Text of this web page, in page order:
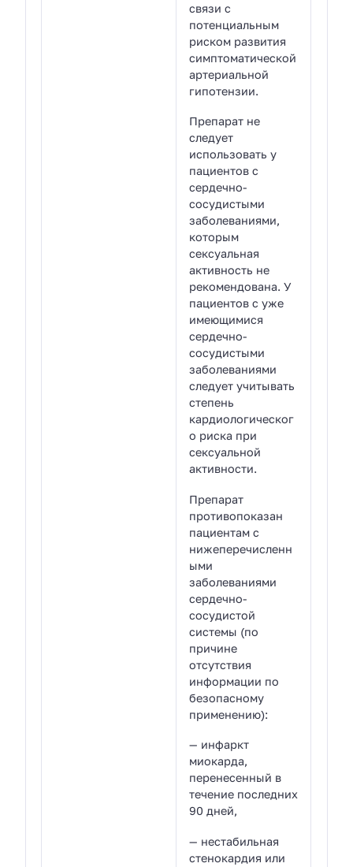
связи с
потенциальным
риском развития
симптоматической
артериальной
гипотензии.
Препарат не
следует
использовать у
пациентов с
сердечно-
сосудистыми
заболеваниями,
которым
сексуальная
активность не
рекомендована. У
пациентов с уже
имеющимися
сердечно-
сосудистыми
заболеваниями
следует учитывать
степень
кардиологическог
о риска при
сексуальной
активности.
Препарат
противопоказан
пациентам с
нижеперечисленн
ыми
заболеваниями
сердечно-
сосудистой
системы (по
причине
отсутствия
информации по
безопасному
применению):
— инфаркт
миокарда,
перенесенный в
течение последних
90 дней,
— нестабильная
стенокардия или